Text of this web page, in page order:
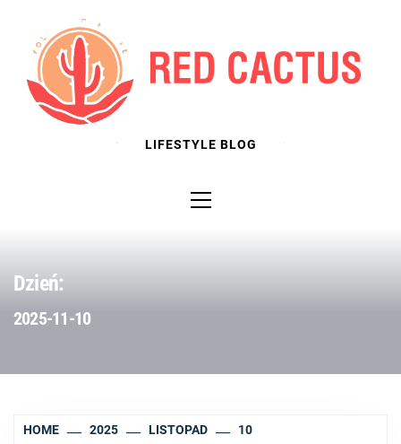
content
LIFESTYLE BLOG
Menu
Dzień:
2025-11-10
HOME 2025 LISTOPAD 10